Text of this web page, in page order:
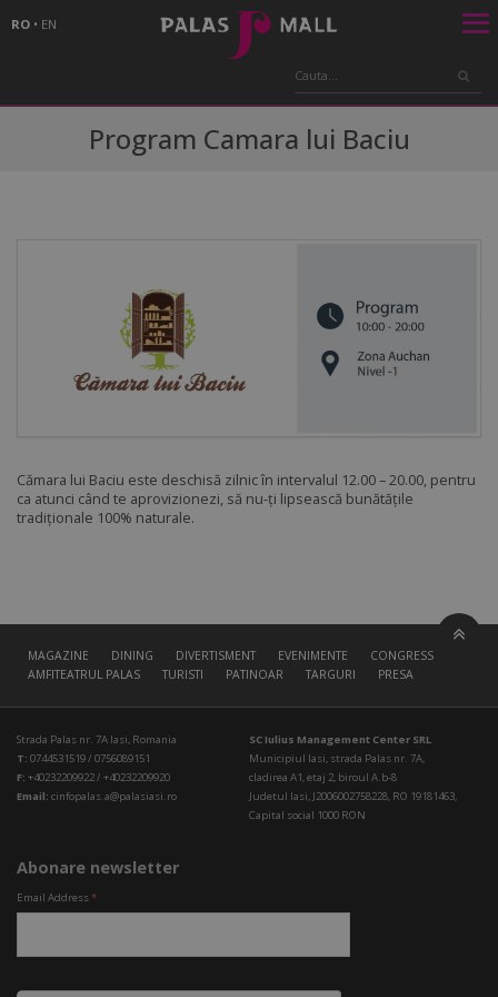
RO • EN
Program Camara lui Baciu
Cămara lui Baciu este deschisă zilnic în intervalul 12.00 – 20.00, pentru
ca atunci când te aprovizionezi, să nu-ți lipsească bunătățile
tradiționale 100% naturale.
MAGAZINE DINING DIVERTISMENT EVENIMENTE
CONGRESS HALL
AMFITEATRUL PALAS
TURISTI PATINOAR TARGURI PRESA
Strada Palas nr. 7A Iasi, Romania
T: 0744531519 / 0756089151
F: +40232209922 / +40232209920
Email: cinfopalas.a@palasiasi.ro
SC Iulius Management Center SRL
Municipiul Iasi, strada Palas nr. 7A,
cladirea A1, etaj 2, biroul A.b-8
Judetul Iasi, J2006002758228, RO 19181463,
Capital social 1000 RON
Abonare newsletter
Email Address*